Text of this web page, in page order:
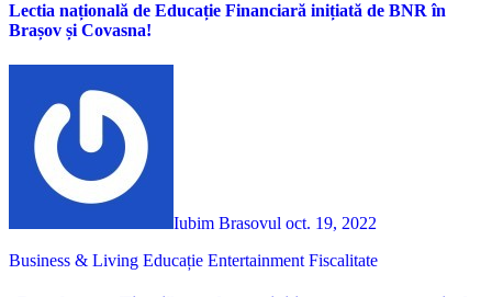
Lectia națională de Educație Financiară inițiată de BNR în
Brașov și Covasna!
Iubim Brasovul oct. 19, 2022
Business & Living Educație Entertainment Fiscalitate